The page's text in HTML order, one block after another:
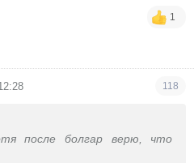
калорійність каші може
без масла готувати, як
?
порахувати можна? На олії
додавали в омлет муку і
1
118
после болгар верю, что